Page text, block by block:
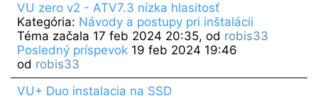
VU zero v2 - ATV7.3 nízka hlasitosť
Kategória: Návody a postupy pri inštalácii
Téma začala 17 feb 2024 20:35, od robis33
Posledný príspevok19 feb 2024 19:46
od robis33
VU+ Duo instalacia na SSD